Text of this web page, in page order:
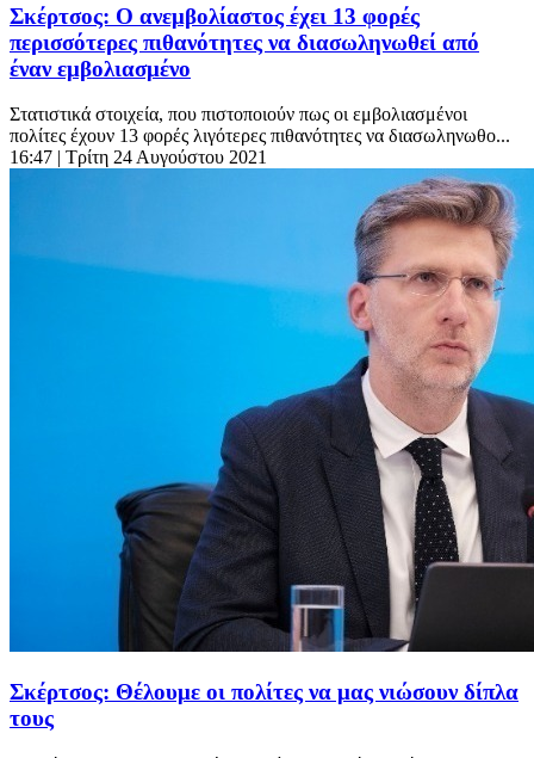
Σκέρτσος: Ο ανεμβολίαστος έχει 13 φορές
περισσότερες πιθανότητες να διασωληνωθεί από
έναν εμβολιασμένο
Στατιστικά στοιχεία, που πιστοποιούν πως οι εμβολιασμένοι
πολίτες έχουν 13 φορές λιγότερες πιθανότητες να διασωληνωθο...
16:47 | Τρίτη 24 Αυγούστου 2021
Σκέρτσος: Θέλουμε οι πολίτες να μας νιώσουν δίπλα
τους